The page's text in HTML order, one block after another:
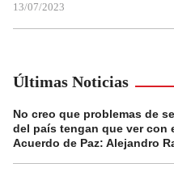
13/07/2023
Últimas Noticias
No creo que problemas de
del país tengan que ver con
Acuerdo de Paz: Alejandro